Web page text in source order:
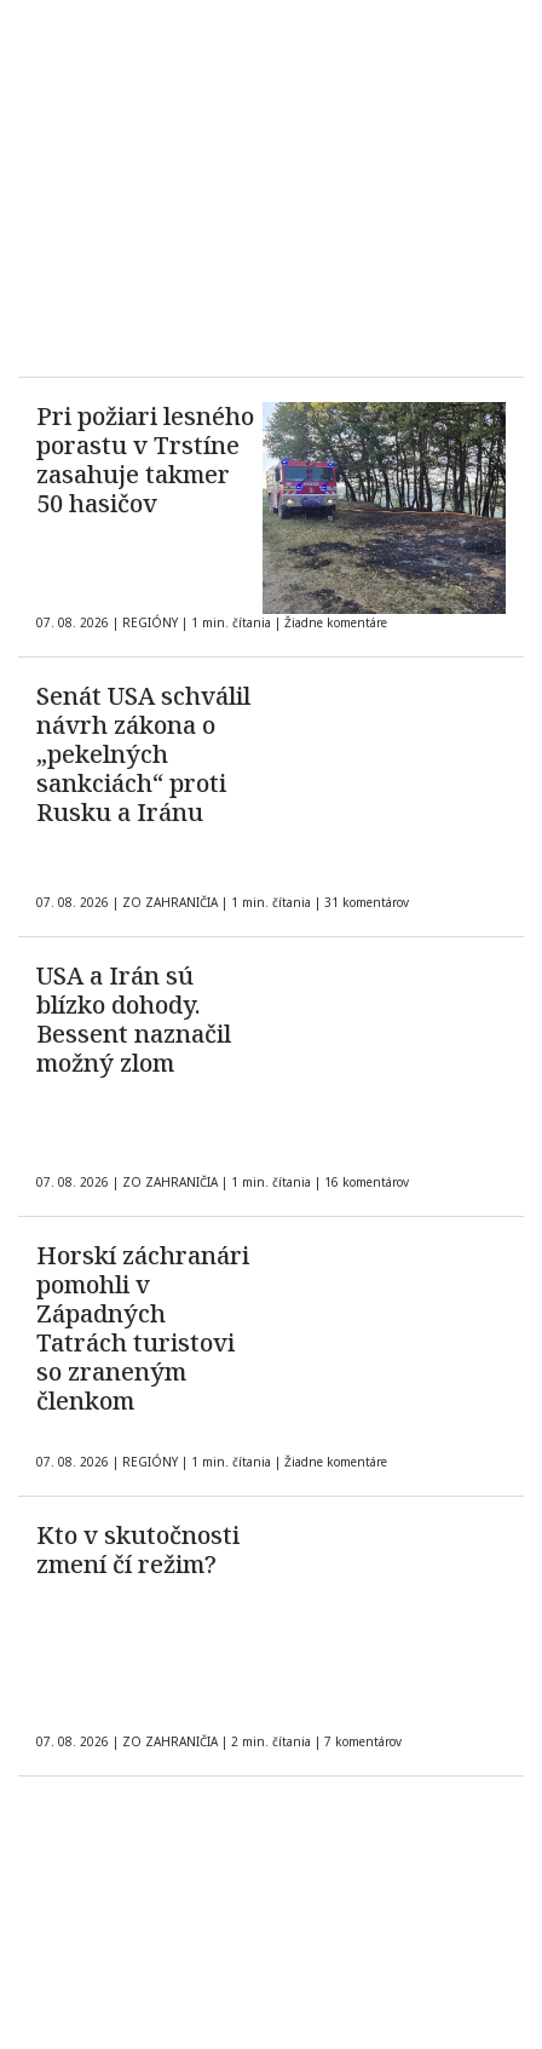
Pri požiari lesného
porastu v Trstíne
zasahuje takmer
50 hasičov
07. 08. 2026 | REGIÓNY | 1 min. čítania | Žiadne komentáre
Senát USA schválil
návrh zákona o
„pekelných
sankciách“ proti
Rusku a Iránu
07. 08. 2026 | ZO ZAHRANIČIA | 1 min. čítania | 31 komentárov
USA a Irán sú
blízko dohody.
Bessent naznačil
možný zlom
07. 08. 2026 | ZO ZAHRANIČIA | 1 min. čítania | 16 komentárov
Horskí záchranári
pomohli v
Západných
Tatrách turistovi
so zraneným
členkom
07. 08. 2026 | REGIÓNY | 1 min. čítania | Žiadne komentáre
Kto v skutočnosti
zmení čí režim?
07. 08. 2026 | ZO ZAHRANIČIA | 2 min. čítania | 7 komentárov